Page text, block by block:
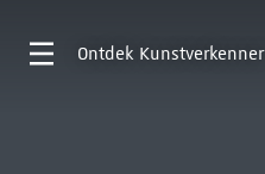
Ontdek Kunstverkenner